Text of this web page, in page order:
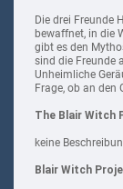
Die drei Freunde
bewaffnet, in die
gibt es den
sind die Freunde
Unheimliche
Frage, ob an den
The Blair Witch
keine
Blair Witch